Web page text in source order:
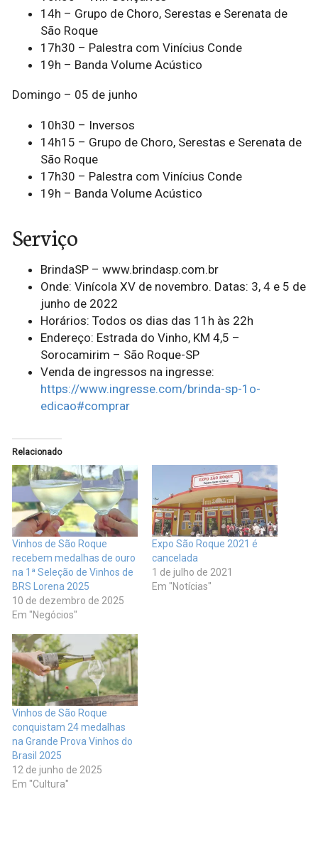
14h – Grupo de Choro, Serestas e Serenata de
São Roque
17h30 – Palestra com Vinícius Conde
19h – Banda Volume Acústico
Domingo – 05 de junho
10h30 – Inversos
14h15 – Grupo de Choro, Serestas e Serenata de
São Roque
17h30 – Palestra com Vinícius Conde
19h – Banda Volume Acústico
Serviço
BrindaSP – www.brindasp.com.br
Onde: Vinícola XV de novembro. Datas: 3, 4 e 5 de
junho de 2022
Horários: Todos os dias das 11h às 22h
Endereço: Estrada do Vinho, KM 4,5 –
Sorocamirim – São Roque-SP
Venda de ingressos na ingresse:
https://www.ingresse.com/brinda-sp-1o-
edicao#comprar
Relacionado
Vinhos de São Roque
recebem medalhas de ouro
na 1ª Seleção de Vinhos de
BRS Lorena 2025
10 de dezembro de 2025
Em "Negócios"
Expo São Roque 2021 é
cancelada
1 de julho de 2021
Em "Notícias"
Vinhos de São Roque
conquistam 24 medalhas
na Grande Prova Vinhos do
Brasil 2025
12 de junho de 2025
Em "Cultura"